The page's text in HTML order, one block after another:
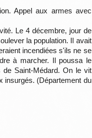
Appel aux armes avec
Le 4 décembre, jour de
la population. Il avait
incendiées s'ils ne se
à marcher. Il poussa le
Saint-Médard. On le vit
insurgés. (Département du